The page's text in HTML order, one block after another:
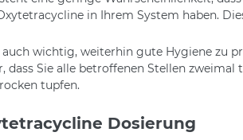
in Ihrem System haben.
auch wichtig, weiterhin gute Hygiene zu
dass Sie alle betroffenen Stellen
tupfen.
Dosierung